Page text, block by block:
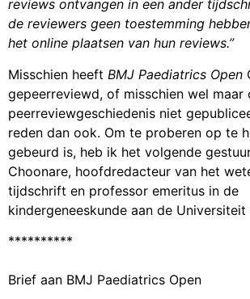
reviews ontvangen in een ander
de reviewers geen toestemming
het online plaatsen van hun reviews.”
Misschien heeft BMJ Paediatrics Open
gepeerreviewd, of misschien wel maar
peerreviewgeschiedenis niet
reden dan ook. Om te proberen op te
gebeurd is, heb ik het volgende
Choonare, hoofdredacteur van het
tijdschrift en professor emeritus in de
kindergeneeskunde aan de
**********
Brief aan BMJ Paediatrics Open